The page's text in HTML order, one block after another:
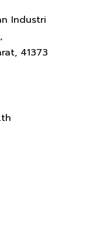
Industri
41373